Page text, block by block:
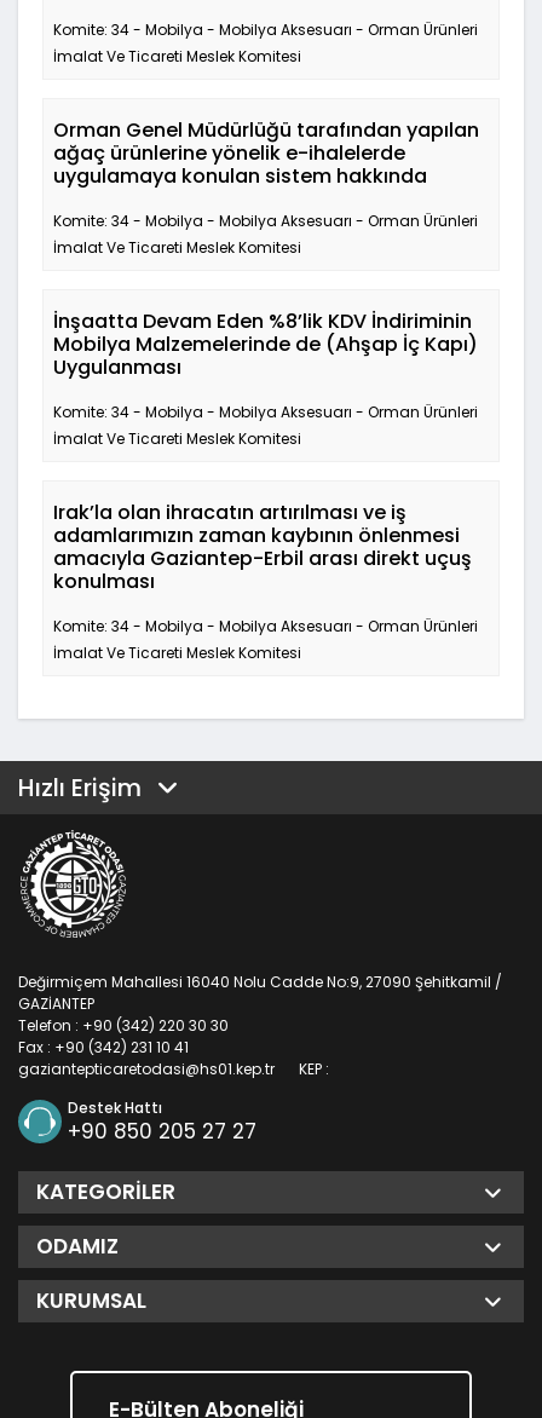
Komite: 34 - Mobilya - Mobilya Aksesuarı - Orman Ürünleri
İmalat Ve Ticareti Meslek Komitesi
Orman Genel Müdürlüğü tarafından yapılan
ağaç ürünlerine yönelik e-ihalelerde
uygulamaya konulan sistem hakkında
Komite: 34 - Mobilya - Mobilya Aksesuarı - Orman Ürünleri
İmalat Ve Ticareti Meslek Komitesi
İnşaatta Devam Eden %8’lik KDV İndiriminin
Mobilya Malzemelerinde de (Ahşap İç Kapı)
Uygulanması
Komite: 34 - Mobilya - Mobilya Aksesuarı - Orman Ürünleri
İmalat Ve Ticareti Meslek Komitesi
Irak’la olan ihracatın artırılması ve iş
adamlarımızın zaman kaybının önlenmesi
amacıyla Gaziantep-Erbil arası direkt uçuş
konulması
Komite: 34 - Mobilya - Mobilya Aksesuarı - Orman Ürünleri
İmalat Ve Ticareti Meslek Komitesi
Hızlı Erişim
Değirmiçem Mahallesi 16040 Nolu Cadde No:9, 27090 Şehitkamil /
GAZİANTEP
Telefon : +90 (342) 220 30 30
Fax : +90 (342) 231 10 41
KEP :
gaziantepticaretodasi@hs01.kep.tr
Destek Hattı
+90 850 205 27 27
KATEGORILER
ODAMIZ
KURUMSAL
E-Bülten Aboneliği